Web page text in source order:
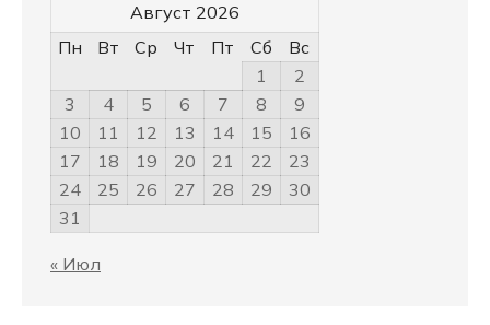
Август 2026
Пн
Вт Ср Чт Пт Сб
Вс
1
2
3
4 5 6 7 8
9
10
11 12 13 14 15
16
17
18 19 20 21 22
23
24
25 26 27 28 29
30
31
« Июл